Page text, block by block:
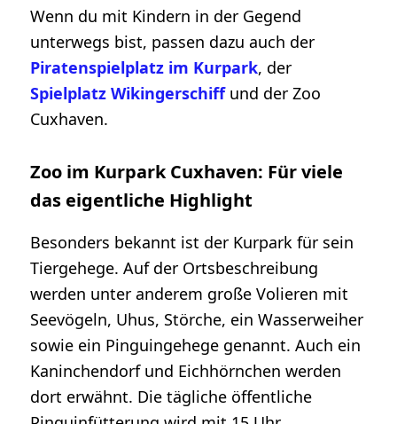
Wenn du mit Kindern in der Gegend
unterwegs bist, passen dazu auch der
Piratenspielplatz im Kurpark, der
Spielplatz Wikingerschiffund der Zoo
Cuxhaven.
Zoo im Kurpark Cuxhaven: Für viele
das eigentliche Highlight
Besonders bekannt ist der Kurpark für sein
Tiergehege. Auf der Ortsbeschreibung
werden unter anderem große Volieren mit
Seevögeln, Uhus, Störche, ein Wasserweiher
sowie ein Pinguingehege genannt. Auch ein
Kaninchendorf und Eichhörnchen werden
dort erwähnt. Die tägliche öffentliche